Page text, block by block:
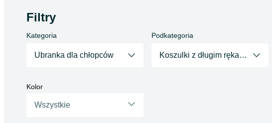
Filtry
Kategoria
Ubranka dla chłopców
Podkategoria
Koszulki z długim rękawem
Kolor
Wszystkie